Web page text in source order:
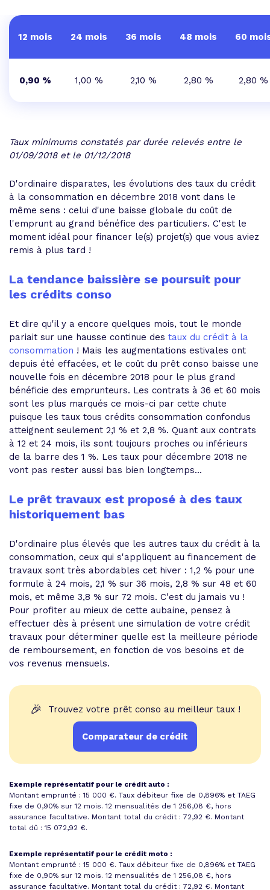
12 mois 24 mois 36 mois 48 mois 60
0,90 % 1,00 % 2,10 % 2,80 % 2,80 %
Taux minimums constatés par durée relevés entre le
01/09/2018 et le 01/12/2018
D'ordinaire disparates, les évolutions des taux du crédit
à la consommation en décembre 2018 vont dans le
même sens : celui d'une baisse globale du coût de
l'emprunt au grand bénéfice des particuliers. C'est le
moment idéal pour financer le(s) projet(s) que vous aviez
remis à plus tard !
La tendance baissière se poursuit pour
les crédits conso
Et dire qu'il y a encore quelques mois, tout le monde
pariait sur une hausse continue des taux du crédit à la
consommation ! Mais les augmentations estivales ont
depuis été effacées, et le coût du prêt conso baisse une
nouvelle fois en décembre 2018 pour le plus grand
bénéficie des emprunteurs. Les contrats à 36 et 60 mois
sont les plus marqués ce mois-ci par cette chute
puisque les taux tous crédits consommation confondus
atteignent seulement 2,1 % et 2,8 %. Quant aux contrats
à 12 et 24 mois, ils sont toujours proches ou inférieurs
de la barre des 1 %. Les taux pour décembre 2018 ne
vont pas rester aussi bas bien longtemps...
Le prêt travaux est proposé à des taux
historiquement bas
D'ordinaire plus élevés que les autres taux du crédit à la
consommation, ceux qui s'appliquent au financement de
travaux sont très abordables cet hiver : 1,2 % pour une
formule à 24 mois, 2,1 % sur 36 mois, 2,8 % sur 48 et 60
mois, et même 3,8 % sur 72 mois. C'est du jamais vu !
Pour profiter au mieux de cette aubaine, pensez à
effectuer dès à présent une simulation de votre crédit
travaux pour déterminer quelle est la meilleure période
de remboursement, en fonction de vos besoins et de
vos revenus mensuels.
🎉 Trouvez votre prêt conso au meilleur taux !
Comparateur de crédit
Exemple représentatif pour le crédit auto :
Montant emprunté : 15 000 €. Taux débiteur fixe de 0,896% et TAEG
fixe de 0,90% sur 12 mois.12 mensualités de 1 256,08 €, hors
assurance facultative. Montant total du crédit : 72,92 €. Montant
total dû : 15 072,92 €.
Exemple représentatif pour le crédit moto :
Montant emprunté : 15 000 €. Taux débiteur fixe de 0,896% et TAEG
fixe de 0,90% sur 12 mois.12 mensualités de 1 256,08 €, hors
assurance facultative. Montant total du crédit : 72,92 €. Montant